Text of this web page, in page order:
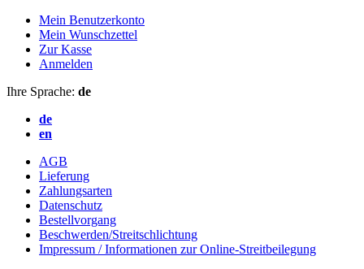
Mein Benutzerkonto
Mein Wunschzettel
Zur Kasse
Anmelden
Ihre Sprache: de
de
en
AGB
Lieferung
Zahlungsarten
Datenschutz
Bestellvorgang
Beschwerden/Streitschlichtung
Impressum / Informationen zur Online-Streitbeilegung